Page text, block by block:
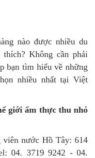
nào được nhiều du
Không cần phải
bạn tìm hiểu về những
nhiều nhất tại Việt
giới ẩm thực thu nhỏ
viên nước Hồ Tây: 614
04. 3719 9242 - 04.